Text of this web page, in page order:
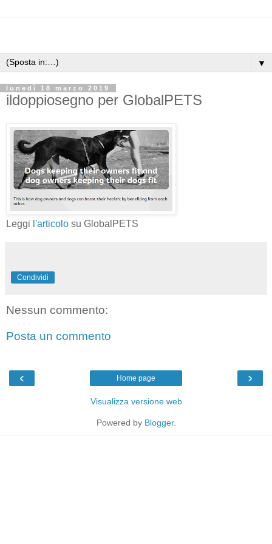
▼
lunedì 18 marzo 2019
ildoppiosegno per GlobalPETS
Leggi l'articolo su GlobalPETS
Condividi
Nessun commento:
Posta un commento
‹ ›
Home page
Visualizza versione web
Powered by Blogger.